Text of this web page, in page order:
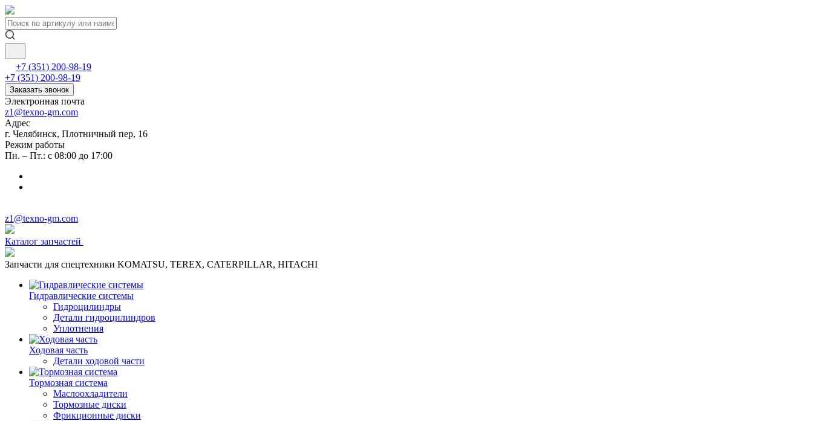
+7 (351) 200-98-19
+7 (351) 200-98-19
Заказать звонок
Электронная почта
z1@texno-gm.com
Адрес
г. Челябинск, Плотничный пер, 16
Режим работы
Пн. – Пт.: с 08:00 до 17:00
z1@texno-gm.com
Каталог запчастей
Запчасти для спецтехники KOMATSU, TEREX, CATERPILLAR, HITACHI
Гидравлические системы
Гидроцилиндры
Детали гидроцилиндров
Уплотнения
Ходовая часть
Детали ходовой части
Тормозная система
Маслоохладители
Тормозные диски
Фрикционные диски